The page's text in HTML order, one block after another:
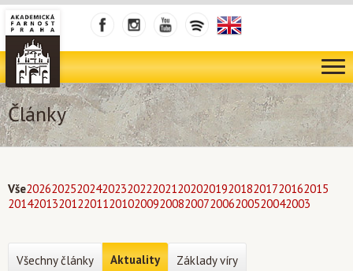
Články
Vše202620252024202320222021202020192018201720162015
201420132012201120102009200820072006200520042003
Všechny články Aktuality Základy víry